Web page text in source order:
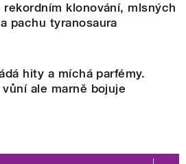
rekordním klonování, mlsných
pachu tyranosaura
hity a míchá parfémy.
ale marně bojuje